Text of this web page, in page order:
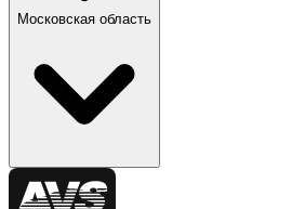
Московская область